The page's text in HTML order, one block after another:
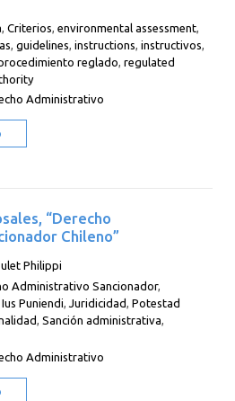
,Criterios,environmental assessment,
,guidelines,instructions,instructivos,
reglado,regulated
Administrativo
“Derecho
Chileno”
Philippi
Administrativo Sancionador,
,Ius Puniendi Juridicidad ,Potestad
,Sanción administrativa
Administrativo